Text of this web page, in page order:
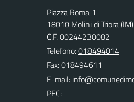
Piazza Roma 1
18010 Molini di Triora (IM)
C.F. 00244230082
Telefono:018494014
Fax: 018494611
E-mail:
PEC: